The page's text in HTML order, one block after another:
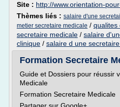
Site : http://www.orientation-
Thèmes liés : salaire d'une
metier secretaire medicale / qualites
secretaire medicale / salaire
clinique / salaire d une
Formation Secretaire
Guide et Dossiers pour réussir
Medicale
Formation Secretaire Medicale